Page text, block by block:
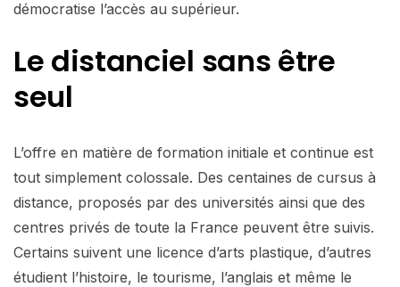
démocratise l’accès au supérieur.
Le distanciel sans être
seul
L’offre en matière de formation initiale et continue est
tout simplement colossale. Des centaines de cursus à
distance, proposés par des universités ainsi que des
centres privés de toute la France peuvent être suivis.
Certains suivent une licence d’arts plastique, d’autres
étudient l’histoire, le tourisme, l’anglais et même le